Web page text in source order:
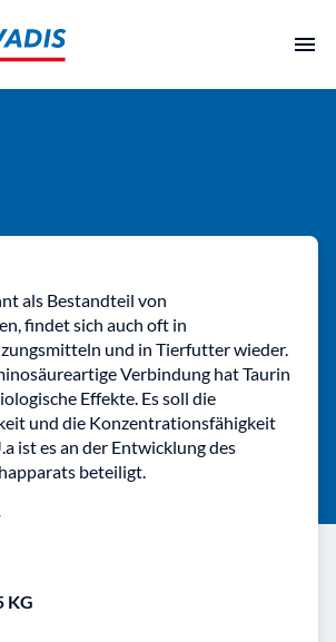
als Bestandteil von
findet sich auch oft in
und in Tierfutter wieder.
Verbindung hat Taurin
Effekte. Es soll die
und die Konzentrationsfähigkeit
ist es an der Entwicklung des
beteiligt.
KG